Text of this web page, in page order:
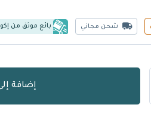
شحن مجاني بائع موثق من
إضافة